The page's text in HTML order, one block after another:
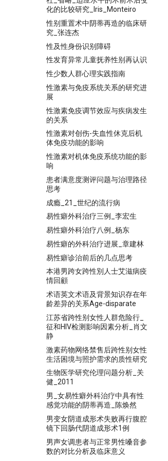
化的比较研究_Iris_Monteiro
性别重置术中阴蒂再造的临床研
究_张连杰
性及性身份识别障碍
性发育异常儿童抚养性别再认识
性少数人群心理实践指南
性激素与免疫系统关系的研究进
展
性激素免疫调节效应与疾病发生
的关系
性激素对创伤-失血性休克后机
体免疫功能的影响
性激素对机体免疫系统功能的影
响
患者满意度测评问题与治理路径
思考
成瘾_21_世纪的流行病
易性癖外科治疗三例_李宏生
易性癖外科治疗八例_杨东
易性癖的外科治疗进展_章建林
易性癖诊治前后的几点思考
本港男跨女跨性別人士艾滋病疫
情回顧
术语英文术语及背景知识存在年
龄差异的关系Age-disparate
江苏省跨性别女性人群危险行_
征和HIV检测影响因素分析_肖文
静
激素药物网络禁售后跨性别女性
生活困境与照护需求的质性研究
生物医学研究伦理问题分析_关
健_2011
男_女易性癖外科治疗中具有性
感觉功能的阴蒂再造_陈焕然
男变女阴道成形术失败再行腹腔
镜下回肠代阴道成形术1例
男声女调患者与正常男性嗓音参
数的对比分析及临床意义